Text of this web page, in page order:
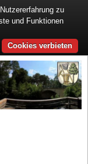
zu
und Funktionen
Cookies verbieten